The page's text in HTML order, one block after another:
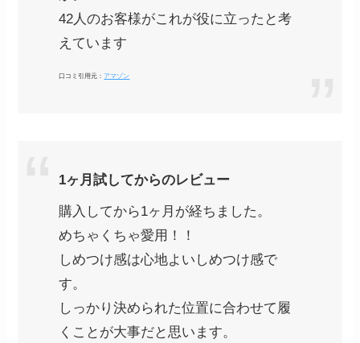
42人のお客様がこれが役に立ったと考
えています
口コミ引用元： アマゾン
1ヶ月試してからのレビュー
購入してから1ヶ月が経ちました。
めちゃくちゃ愛用！！
しめつけ感は心地よいしめつけ感で
す。
しっかり決められた位置に合わせて履
くことが大事だと思います。